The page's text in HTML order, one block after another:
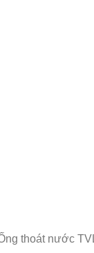
thoát nước